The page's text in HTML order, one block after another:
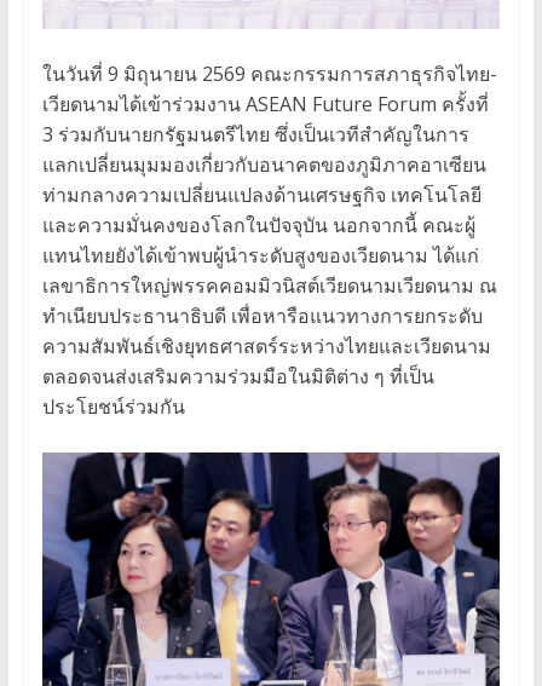
ในวันที่ 9 มิถุนายน 2569 คณะกรรมการสภาธุรกิจไทย-
เวียดนามได้เข้าร่วมงาน ASEAN Future Forum ครั้งที่
3 ร่วมกับนายกรัฐมนตรีไทย ซึ่งเป็นเวทีสำคัญในการ
แลกเปลี่ยนมุมมองเกี่ยวกับอนาคตของภูมิภาคอาเซียน
ท่ามกลางความเปลี่ยนแปลงด้านเศรษฐกิจ เทคโนโลยี
และความมั่นคงของโลกในปัจจุบัน นอกจากนี้ คณะผู้
แทนไทยยังได้เข้าพบผู้นำระดับสูงของเวียดนาม ได้แก่
เลขาธิการใหญ่พรรคคอมมิวนิสต์เวียดนามเวียดนาม ณ
ทำเนียบประธานาธิบดี เพื่อหารือแนวทางการยกระดับ
ความสัมพันธ์เชิงยุทธศาสตร์ระหว่างไทยและเวียดนาม
ตลอดจนส่งเสริมความร่วมมือในมิติต่าง ๆ ที่เป็น
ประโยชน์ร่วมกัน